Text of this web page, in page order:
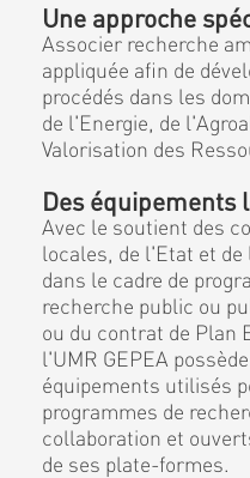
Une approche
Associer recherche
appliquée afin de
procédés dans les
de l'Energie, de
Valorisation des
Des
Avec le soutient des
locales, de l'Etat et de
dans le cadre de
recherche public ou
ou du contrat de Plan
l'UMR GEPEA
équipements utilisés
programmes de
collaboration et
de ses plate-formes.